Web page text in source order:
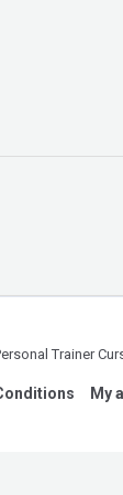
Trainer
My